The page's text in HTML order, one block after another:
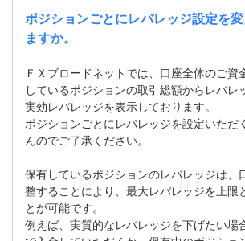
ポジションごとにレバレッジ設定を
ますか。
ＦＸブロードネットでは、口座全体のご資
しているポジションの取引総額からレバレ
実効レバレッジを表示しております。
ポジションごとにレバレッジを設定いただ
んのでご了承ください。
保有しているポジションのレバレッジは、
整することにより、最大レバレッジを上限
とが可能です。
例えば、実質的なレバレッジを下げたい場